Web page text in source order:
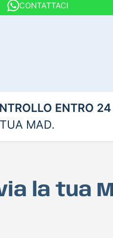
CONTATTACI
ENTRO 24
MAD.
la tua